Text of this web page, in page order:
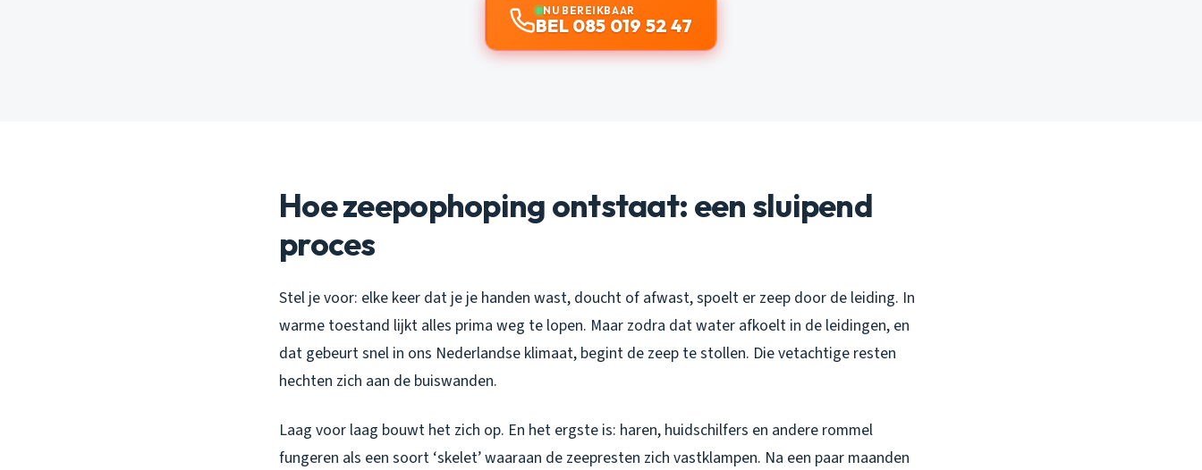
NU BEREIKBAAR
BEL 085 019 52 47
Hoe zeepophoping ontstaat: een sluipend
proces
Stel je voor: elke keer dat je je handen wast, doucht of afwast, spoelt er zeep door de leiding. In
warme toestand lijkt alles prima weg te lopen. Maar zodra dat water afkoelt in de leidingen, en
dat gebeurt snel in ons Nederlandse klimaat, begint de zeep te stollen. Die vetachtige resten
hechten zich aan de buiswanden.
Laag voor laag bouwt het zich op. En het ergste is: haren, huidschilfers en andere rommel
fungeren als een soort ‘skelet’ waaraan de zeepresten zich vastklampen. Na een paar maanden